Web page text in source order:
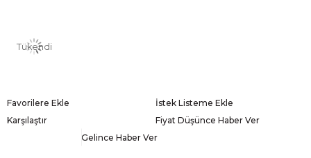
Tükendi
Favorilere Ekle
İstek Listeme Ekle
Karşılaştır
Fiyat Düşünce Haber Ver
Gelince Haber Ver